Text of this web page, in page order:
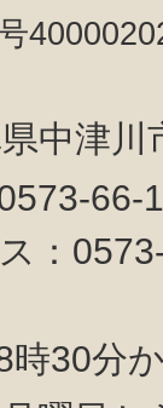
中津
0573-
：
時30分